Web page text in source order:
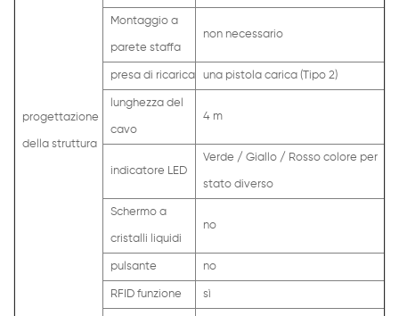
progettazione
della struttura
Montaggio a
parete staffa
non necessario
presa di ricarica una pistola carica (Tipo 2)
lunghezza del
cavo
4 m
indicatore LED
Verde / Giallo / Rosso colore per
stato diverso
Schermo a
cristalli liquidi
no
pulsante no
RFID funzione sì